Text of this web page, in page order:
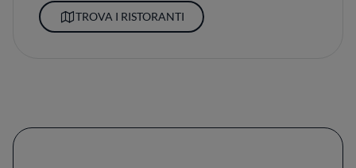
TROVA I RISTORANTI